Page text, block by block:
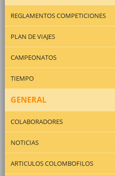
REGLAMENTOS COMPETICIONES
PLAN DE VIAJES
CAMPEONATOS
TIEMPO
GENERAL
COLABORADORES
NOTICIAS
ARTICULOS COLOMBOFILOS